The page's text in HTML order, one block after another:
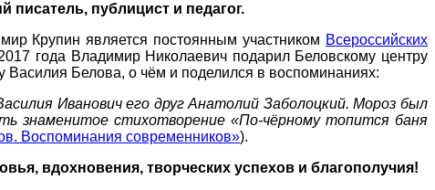
писатель, публицист и педагог.
Крупин является постоянным участником Всероссийских
года Владимир Николаевич подарил Беловскому центру
Василия Белова, о чём и поделился в воспоминаниях:
Иванович его друг Анатолий Заболоцкий. Мороз был
знаменитое стихотворение «По-чёрному топится баня
Воспоминания современников»).
вдохновения, творческих успехов и благополучия!